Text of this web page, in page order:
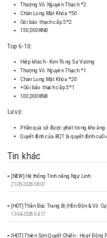
Thượng Võ Nguyên Thạch *2
Chân Long Mật Khóa *50
Gói bảo thạch cấp 5*2
150,000KNB
Top 6-10:
Hiệp khách - Kim Tông Sư Vương
Thượng Võ Nguyên Thạch *1
Chân Long Mật Khóa *20
+Gói bảo thạch cấp 5*1
100,000KNB
Lưu ý:
Phần quà sẽ được phát trong khoảng
Quyết định của BQT là quyết định cuối
Tin khác
[NEW] Hệ thống Tính năng Ngự Linh
21-05-2026 08:07
[HOT] Thần Đúc Trang Bị (Hỗn Độn & Vô
13-04-2026 04:17
[HOT] Thiên Sơn Quyết Chiến - Hoạt Động